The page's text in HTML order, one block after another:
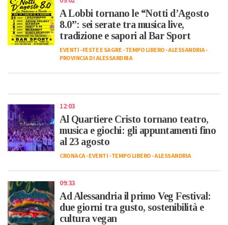
A Lobbi tornano le “Notti d’Agosto
8.0”: sei serate tra musica live,
tradizione e sapori al Bar Sport
EVENTI-FESTE E SAGRE-TEMPO LIBERO-ALESSANDRIA-
PROVINCIA DI ALESSANDRIA
12:03
Al Quartiere Cristo tornano teatro,
musica e giochi: gli appuntamenti fino
al 23 agosto
CRONACA-EVENTI-TEMPO LIBERO-ALESSANDRIA
09:33
Ad Alessandria il primo Veg Festival:
due giorni tra gusto, sostenibilità e
cultura vegan